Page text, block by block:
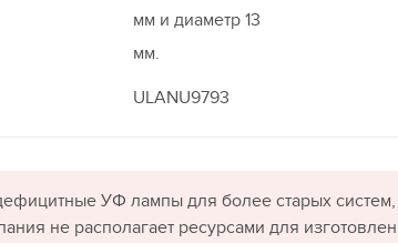
мм и диаметр 13
мм.
ULANU9793
УФ лампы для более старых
не располагает ресурсами для